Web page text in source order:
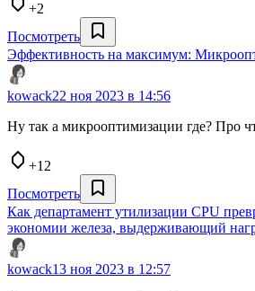
+2
Посмотреть
Эффективность на максимум:
kowack22 ноя 2023 в 14:56
Ну так а микрооптимизации где? Про
+12
Посмотреть
Как департамент утилизации CPU
экономии железа, выдерживающий
kowack13 ноя 2023 в 12:57